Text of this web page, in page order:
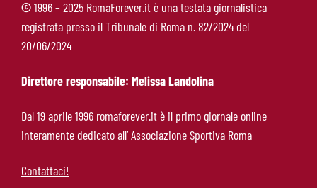
Calciomercato Roma, scout a Praga per
Fofana: il prezzo fissato dal Lione
©1996 – 2025 RomaForever.it è una testata giornalistica
registrata presso il Tribunale di Roma n. 82/2024 del
20/06/2024
Direttore responsabile: Melissa Landolina
Dal 19 aprile 1996 romaforever.it è il primo giornale online
interamente dedicato all’ Associazione Sportiva Roma
Contattaci!